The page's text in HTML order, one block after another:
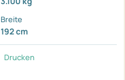
Breite
192 cm
Drucken